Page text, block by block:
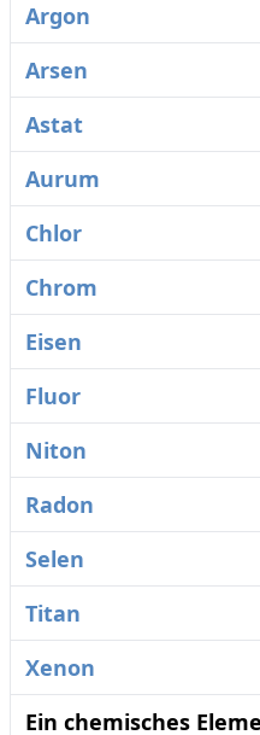
Argon
Arsen
Astat
Aurum
Chlor
Chrom
Eisen
Fluor
Niton
Radon
Selen
Titan
Xenon
Ein chemisches